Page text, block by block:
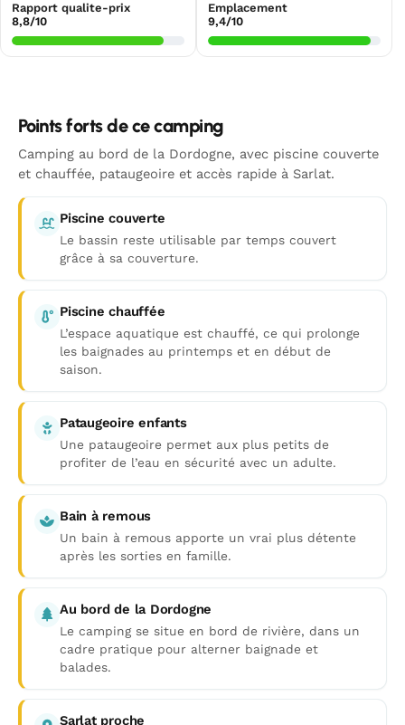
Rapport qualite-prix
8,8/10
Emplacement
9,4/10
Points forts de ce camping
Camping au bord de la Dordogne, avec piscine couverte
et chauffée, pataugeoire et accès rapide à Sarlat.
Piscine couverte
Le bassin reste utilisable par temps couvert
grâce à sa couverture.
Piscine chauffée
L’espace aquatique est chauffé, ce qui prolonge
les baignades au printemps et en début de
saison.
Pataugeoire enfants
Une pataugeoire permet aux plus petits de
profiter de l’eau en sécurité avec un adulte.
Bain à remous
Un bain à remous apporte un vrai plus détente
après les sorties en famille.
Au bord de la Dordogne
Le camping se situe en bord de rivière, dans un
cadre pratique pour alterner baignade et
balades.
Sarlat proche